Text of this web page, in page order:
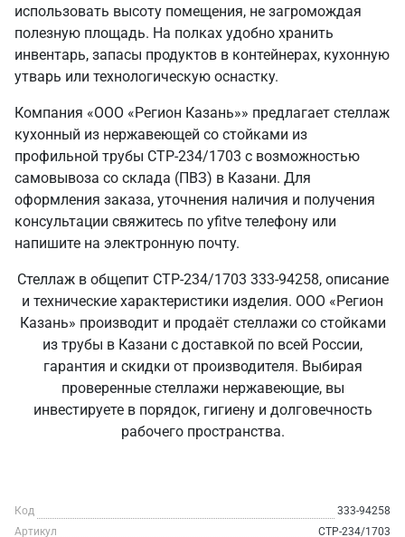
использовать высоту помещения, не загромождая
полезную площадь. На полках удобно хранить
инвентарь, запасы продуктов в контейнерах, кухонную
утварь или технологическую оснастку.
Компания «ООО «Регион Казань»» предлагает стеллаж
кухонный из нержавеющей со стойками из
профильной трубы СТР-234/1703 с возможностью
самовывоза со склада (ПВЗ) в Казани. Для
оформления заказа, уточнения наличия и получения
консультации свяжитесь по yfitve телефону или
напишите на электронную почту.
Стеллаж в общепит СТР-234/1703 333-94258, описание
и технические характеристики изделия. ООО «Регион
Казань» производит и продаёт стеллажи со стойками
из трубы в Казани с доставкой по всей России,
гарантия и скидки от производителя. Выбирая
проверенные стеллажи нержавеющие, вы
инвестируете в порядок, гигиену и долговечность
рабочего пространства.
Код
333-94258
Артикул
СТР-234/1703